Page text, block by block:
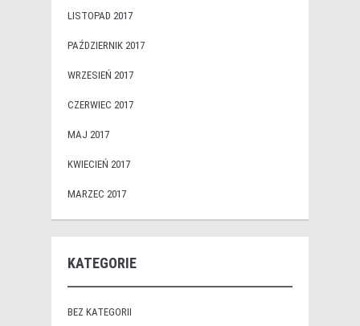
LISTOPAD 2017
PAŹDZIERNIK 2017
WRZESIEŃ 2017
CZERWIEC 2017
MAJ 2017
KWIECIEŃ 2017
MARZEC 2017
KATEGORIE
BEZ KATEGORII